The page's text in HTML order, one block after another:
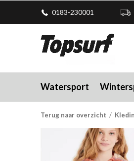
Watersport
0183-230001
Terug naar overzicht